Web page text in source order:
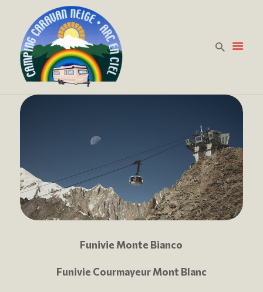
HOME
PERSONA
DOVE SIAMO
CONTATTACI
Funivie Monte Bianco
Funivie Courmayeur Mont Blanc